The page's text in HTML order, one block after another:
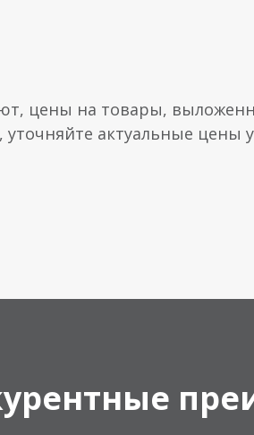
цены на товары,
актуальные